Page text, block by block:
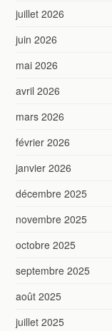
juillet 2026
juin 2026
mai 2026
avril 2026
mars 2026
février 2026
janvier 2026
décembre 2025
novembre 2025
octobre 2025
septembre 2025
août 2025
juillet 2025